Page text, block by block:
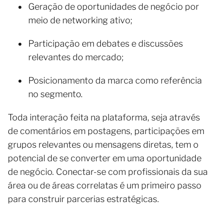
Geração de oportunidades de negócio por
meio de networking ativo;
Participação em debates e discussões
relevantes do mercado;
Posicionamento da marca como referência
no segmento.
Toda interação feita na plataforma, seja através
de comentários em postagens, participações em
grupos relevantes ou mensagens diretas, tem o
potencial de se converter em uma oportunidade
de negócio. Conectar-se com profissionais da sua
área ou de áreas correlatas é um primeiro passo
para construir parcerias estratégicas.